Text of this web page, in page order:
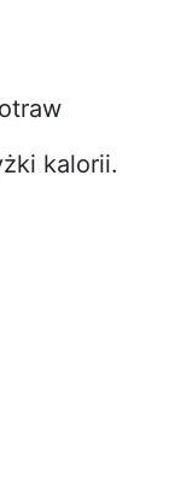
kalorii.